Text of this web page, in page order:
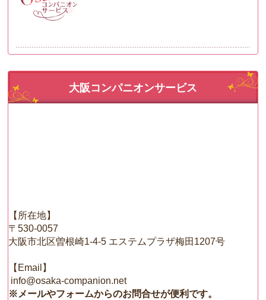
大阪コンパニオンサービス
【所在地】
〒530-0057
大阪市北区曽根崎1-4-5 エステムプラザ梅田1207号
【Email】
info@osaka-companion.net
※メールやフォームからのお問合せが便利です。